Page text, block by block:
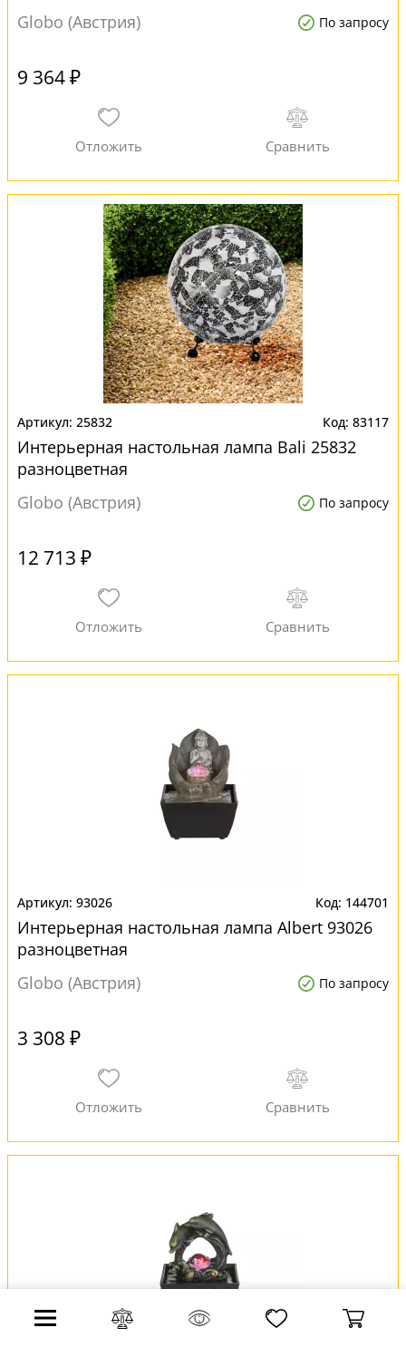
Globo (Австрия)
По запросу
9 364 ₽
25832 83117
Интерьерная настольная лампа Bali 25832
разноцветная
Globo (Австрия)
По запросу
12 713 ₽
93026 144701
Интерьерная настольная лампа Albert 93026
разноцветная
Globo (Австрия)
По запросу
3 308 ₽